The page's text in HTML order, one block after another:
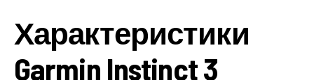
Характеристики
Garmin Instinct 3